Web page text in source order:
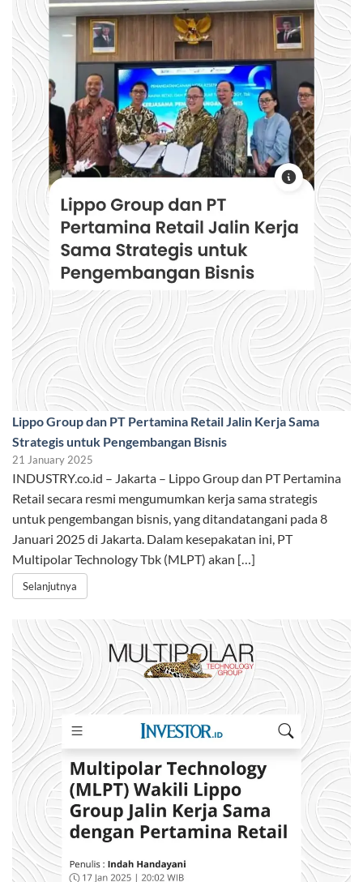
Lippo Group dan PT Pertamina Retail Jalin Kerja Sama
Strategis untuk Pengembangan Bisnis
21 January 2025
INDUSTRY.co.id – Jakarta – Lippo Group dan PT Pertamina
Retail secara resmi mengumumkan kerja sama strategis
untuk pengembangan bisnis, yang ditandatangani pada 8
Januari 2025 di Jakarta. Dalam kesepakatan ini, PT
Multipolar Technology Tbk (MLPT) akan […]
Selanjutnya